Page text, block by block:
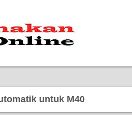
untuk M40